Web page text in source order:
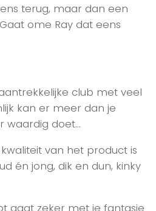
terug, maar dan een
ome Ray dat eens
club met veel
kan er meer dan je
waardig doet…
van het product is
én jong, dik en dun, kinky
gaat zeker met je fantasie